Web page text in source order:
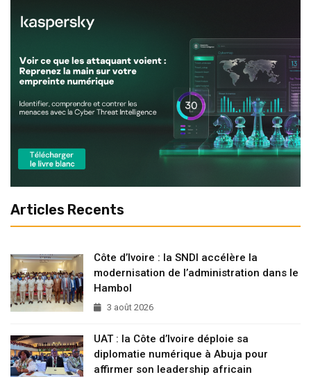
Articles Recents
Côte d’Ivoire : la SNDI accélère la
modernisation de l’administration dans le
Hambol
3 août 2026
UAT : la Côte d’Ivoire déploie sa
diplomatie numérique à Abuja pour
affirmer son leadership africain